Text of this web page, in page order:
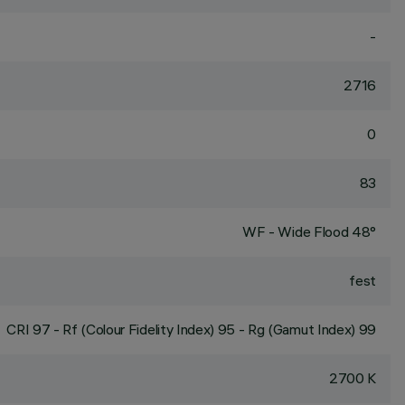
-
2716
0
83
WF - Wide Flood 48°
fest
CRI 97 - Rf (Colour Fidelity Index) 95 - Rg (Gamut Index) 99
2700 K